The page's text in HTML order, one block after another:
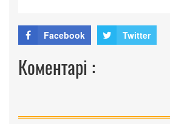
Facebook Twitter
Коментарі :